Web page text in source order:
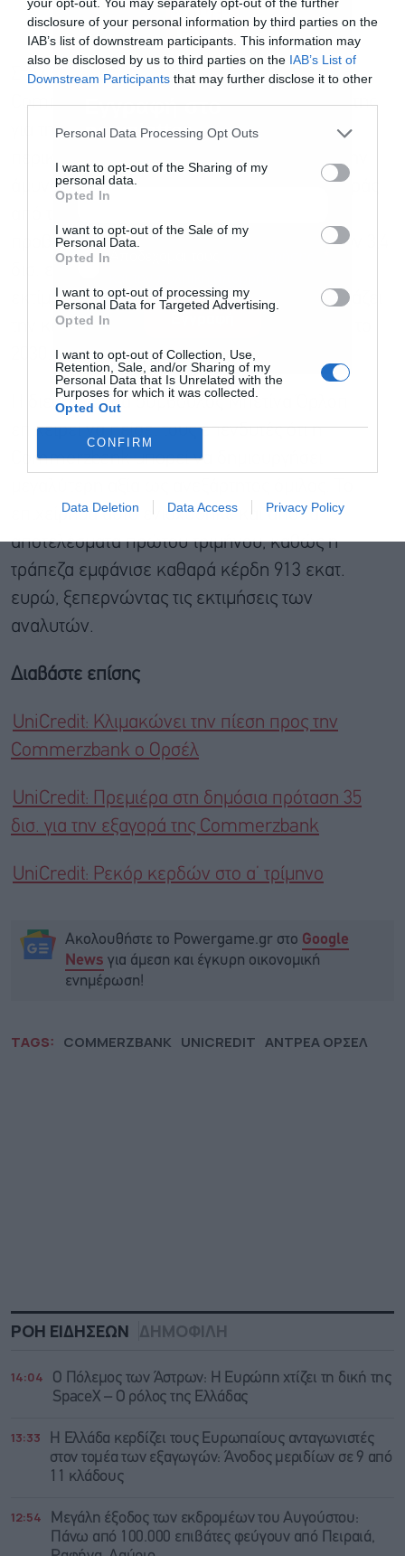
disclosure of your personal information by third parties on the
IAB’s list of downstream participants. This information may
also be disclosed by us to third parties on the IAB’s List of
Downstream Participants that may further disclose it to other
Personal Data Processing Opt Outs
I want to opt-out of the Sharing of my
personal data.
Opted In
I want to opt-out of the Sale of my
Personal Data.
Opted In
I want to opt-out of processing my
Personal Data for Targeted Advertising.
Opted In
I want to opt-out of Collection, Use,
Retention, Sale, and/or Sharing of my
Personal Data that Is Unrelated with the
Purposes for which it was collected.
Opted Out
CONFIRM
Data Deletion Data Access Privacy Policy
Στο μεταξύ, πριν από λίγες ημέρες, η
Commerzbank αναβάθμισε τις προβλέψεις της
για την κερδοφορία και ανακοίνωσε νέες
περικοπές θέσεων εργασίας, ενισχύοντας την
άμυνά της απέναντι στην προσπάθεια εξαγοράς
προβλέπει πλέον καθαρά κέρδη τουλάχιστον 3,4
εκτίμηση άνω των 3,2 δισ. ευρώ, ενώ σχεδιάζει
την κατάργηση 3.000 επιπλέον θέσεων έως το
Η διευθύνουσα σύμβουλος Μπετίνα Όρλοπ
επιχειρεί να πείσει τους επενδυτές ότι η
Commerzbank μπορεί να δημιουργήσει
επιχείρημα αυτό ενισχύθηκε και από τα
αποτελέσματα πρώτου τριμήνου, καθώς η
τράπεζα εμφάνισε καθαρά κέρδη 913 εκατ.
ευρώ, ξεπερνώντας τις εκτιμήσεις των
αναλυτών.
Διαβάστε επίσης
UniCredit: Κλιμακώνει την πίεση προς την
Commerzbank ο Ορσέλ
UniCredit: Πρεμιέρα στη δημόσια πρόταση 35
δισ. για την εξαγορά της Commerzbank
UniCredit: Ρεκόρ κερδών στο α’ τρίμηνο
Ακολουθήστε το Powergame.gr στο Google
News για άμεση και έγκυρη οικονομική
ενημέρωση!
TAGS: COMMERZBANK UNICREDIT ΑΝΤΡΕΑ ΟΡΣΕΛ
ΡΟΗ ΕΙΔΗΣΕΩΝ ΔΗΜΟΦΙΛΗ
14:04
Ο Πόλεμος των Άστρων: Η Ευρώπη χτίζει τη δική της
SpaceX – Ο ρόλος της Ελλάδας
13:33
Η Ελλάδα κερδίζει τους Ευρωπαίους ανταγωνιστές
στον τομέα των εξαγωγών: Άνοδος μεριδίων σε 9 από
11 κλάδους
12:54
Μεγάλη έξοδος των εκδρομέων του Αυγούστου:
Πάνω από 100.000 επιβάτες φεύγουν από Πειραιά,
Εγγραφή στο
newsletter
Αποδέχομαι τους